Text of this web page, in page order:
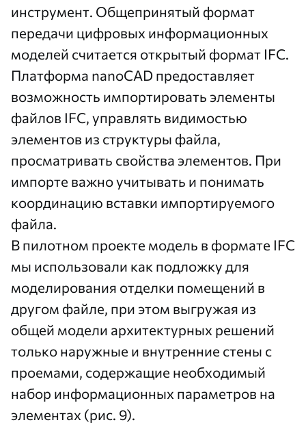
инструмент. Общепринятый формат
передачи цифровых информационных
моделей считается открытый формат IFC.
Платформа nanoCAD предоставляет
возможность импортировать элементы
файлов IFC, управлять видимостью
элементов из структуры файла,
просматривать свойства элементов. При
импорте важно учитывать и понимать
координацию вставки импортируемого
файла.
В пилотном проекте модель в формате IFC
мы использовали как подложку для
моделирования отделки помещений в
другом файле, при этом выгружая из
общей модели архитектурных решений
только наружные и внутренние стены с
проемами, содержащие необходимый
набор информационных параметров на
элементах (рис. 9).